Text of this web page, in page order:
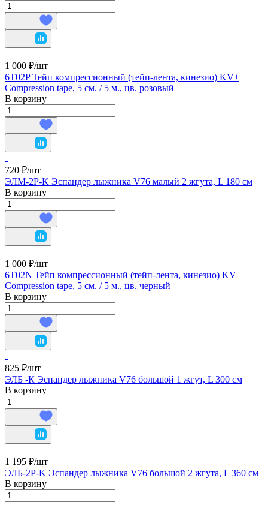
1 000 ₽/шт
6T02P Тейп компрессионный (тейп-лента, кинезио) KV+
Compression tape, 5 см. / 5 м., цв. розовый
В корзину
720 ₽/шт
ЭЛМ-2Р-K Эспандер лыжника V76 малый 2 жгута, L 180 см
В корзину
1 000 ₽/шт
6T02N Тейп компрессионный (тейп-лента, кинезио) KV+
Compression tape, 5 см. / 5 м., цв. черный
В корзину
825 ₽/шт
ЭЛБ -К Эспандер лыжника V76 большой 1 жгут, L 300 см
В корзину
1 195 ₽/шт
ЭЛБ-2Р-K Эспандер лыжника V76 большой 2 жгута, L 360 см
В корзину